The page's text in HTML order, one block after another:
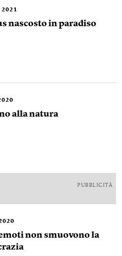
2021
nascosto in paradiso
alla natura
PUBBLICITÀ
non smuovono la